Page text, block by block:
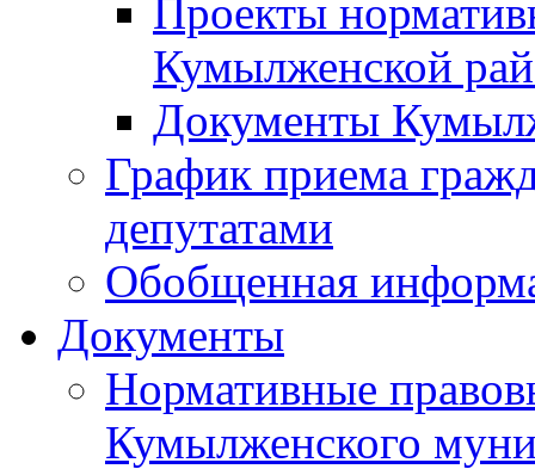
Проекты
Кумылженской
Документы
График приема
депутатами
Обобщенная
Документы
Нормативные
Кумылженского